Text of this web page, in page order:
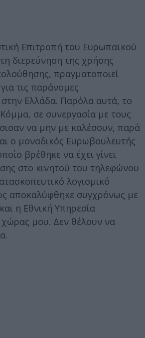
Επιτροπή του Ευρωπαϊκού
διερεύνηση της χρήσης
πραγματοποιεί
τις παράνομες
Ελλάδα. Παρόλα αυτά, το
σε συνεργασία με τους
να μην με καλέσουν, παρά
ο μοναδικός Ευρωβουλευτής
βρέθηκε να έχει γίνει
στο κινητού του τηλεφώνου
λογισμικό
αποκαλύφθηκε συγχρόνως με
η Εθνική Υπηρεσία
μου. Δεν θέλουν να